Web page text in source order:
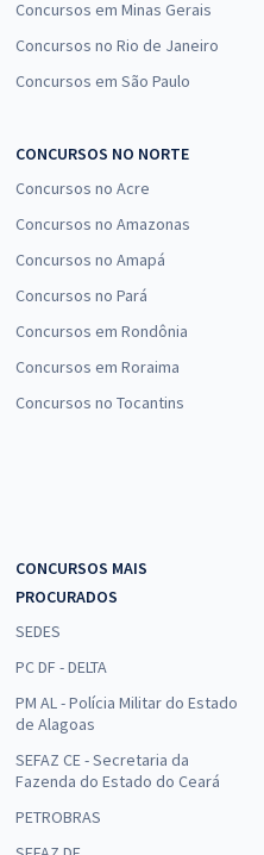
Concursos em Minas Gerais
Concursos no Rio de Janeiro
Concursos em São Paulo
CONCURSOS NO NORTE
Concursos no Acre
Concursos no Amazonas
Concursos no Amapá
Concursos no Pará
Concursos em Rondônia
Concursos em Roraima
Concursos no Tocantins
CONCURSOS MAIS
PROCURADOS
SEDES
PC DF - DELTA
PM AL - Polícia Militar do Estado
de Alagoas
SEFAZ CE - Secretaria da
Fazenda do Estado do Ceará
PETROBRAS